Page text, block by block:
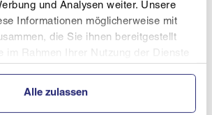
und Analysen weiter. Unsere
Informationen möglicherweise mit
die Sie ihnen bereitgestellt
Alle zulassen
konnte sich bei den Damen in der
Anna-Sophie Freidl vor
und Bea Westerstrahle aus
Ellena Grabner landete auf
4. Platz.